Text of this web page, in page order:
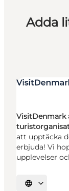
Adda
VisitDenmark
att upptäcka
erbjuda! Vi
upplevelser
Välj språk